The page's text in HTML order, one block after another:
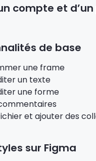
compte et
de base
une frame
un texte
une forme
et ajouter des
sur Figma